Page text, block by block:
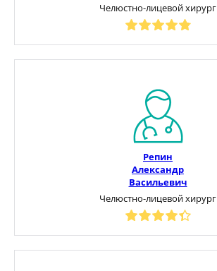
Челюстно-лицевой хирург
Репин
Александр
Васильевич
Челюстно-лицевой хирург